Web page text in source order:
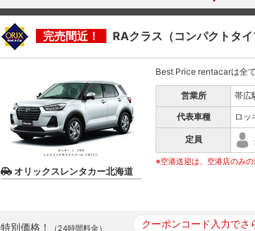
完売間近！ RAクラス（コンパクトタ
オリックスレンタカー北海道
Best Price rentacarは全
営業所
帯広
代表車種
ロッ
定員
※空港送迎は、空港店のみの
特別価格！ （24時間料金） クーポンコード入力でさ